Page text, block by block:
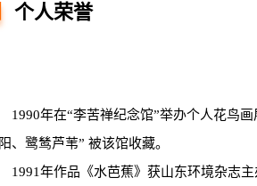
个人荣誉
年在“李苦禅纪念馆”举办个人花鸟画
、鹭鸶芦苇” 被该馆收藏。
年作品《水芭蕉》获山东环境杂志主